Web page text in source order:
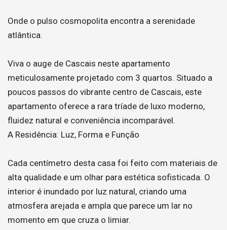
Onde o pulso cosmopolita encontra a serenidade
atlântica.
Viva o auge de Cascais neste apartamento
meticulosamente projetado com 3 quartos. Situado a
poucos passos do vibrante centro de Cascais, este
apartamento oferece a rara tríade de luxo moderno,
fluidez natural e conveniência incomparável.
A Residência: Luz, Forma e Função
Cada centímetro desta casa foi feito com materiais de
alta qualidade e um olhar para estética sofisticada. O
interior é inundado por luz natural, criando uma
atmosfera arejada e ampla que parece um lar no
momento em que cruza o limiar.